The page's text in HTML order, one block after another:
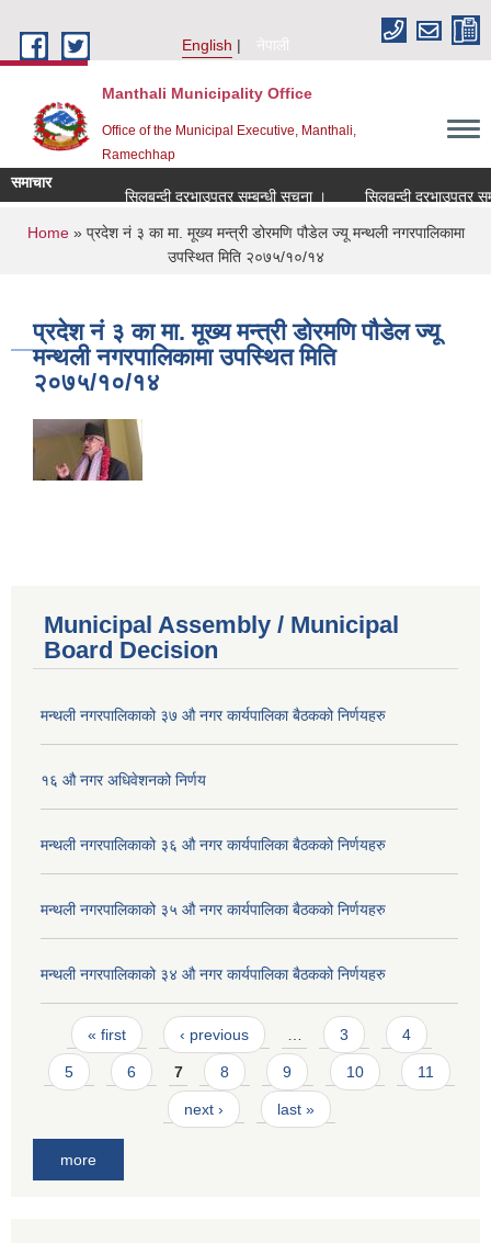
English
नेपाली
Manthali Municipality Office
Office of the Municipal Executive, Manthali,
Ramechhap
समाचार
सिलबन्दी दरभाउपत्र सम्बन्धी सूचना ।
सिलबन्दी दरभाउपत्र
You are here
Home» प्रदेश नं ३ का मा. मूख्य मन्त्री डोरमणि पौडेल ज्यू मन्थली नगरपालिकामा
उपस्थित मिति २०७५/१०/१४
प्रदेश नं ३ का मा. मूख्य मन्त्री डोरमणि पौडेल ज्यू
मन्थली नगरपालिकामा उपस्थित मिति
२०७५/१०/१४
Municipal Assembly / Municipal
Board Decision
मन्थली नगरपालिकाको ३७ औ नगर कार्यपालिका बैठकको निर्णयहरु
१६ औ नगर अधिवेशनको निर्णय
मन्थली नगरपालिकाको ३६ औ नगर कार्यपालिका बैठकको निर्णयहरु
मन्थली नगरपालिकाको ३५ औ नगर कार्यपालिका बैठकको निर्णयहरु
मन्थली नगरपालिकाको ३४ औ नगर कार्यपालिका बैठकको निर्णयहरु
Pages
« first ‹ previous 3 4
5 6 7 8 9 10 11
next › last »
more